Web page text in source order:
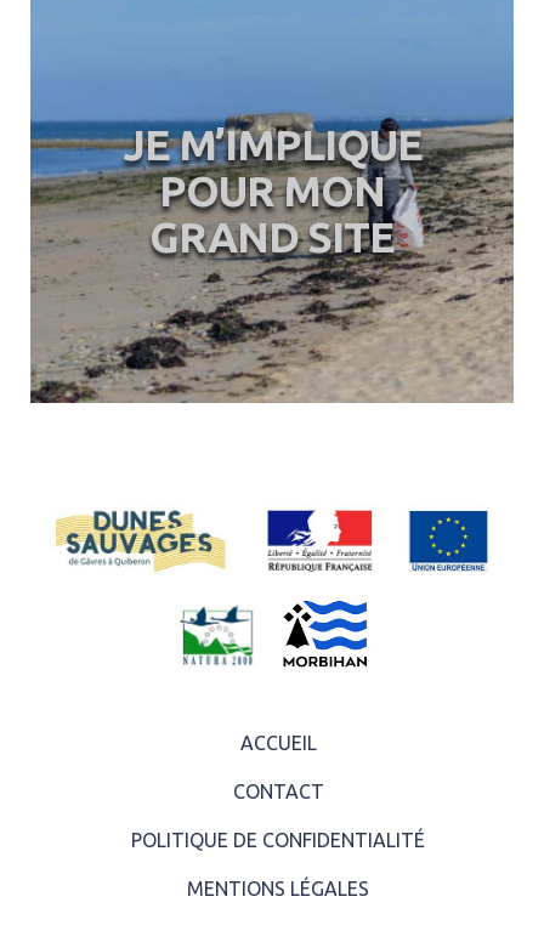
JE M’IMPLIQUE
POUR MON
GRAND SITE
ACCUEIL
CONTACT
POLITIQUE DE CONFIDENTIALITÉ
MENTIONS LÉGALES